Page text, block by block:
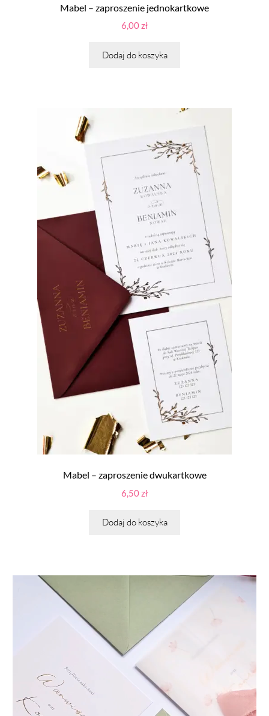
Mabel – zaproszenie jednokartkowe
6,00zł
Dodaj do koszyka
Mabel – zaproszenie dwukartkowe
6,50zł
Dodaj do koszyka